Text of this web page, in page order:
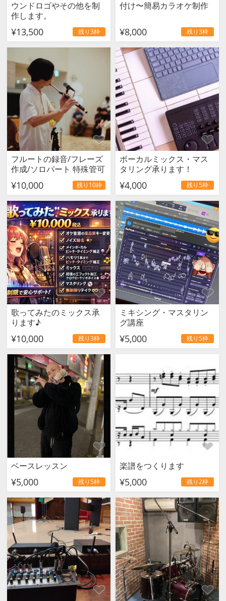
ウンドロゴやその他を制
作します。
¥13,500 残り3枠
付け〜簡易カラオケ制作
¥8,000 残り3枠
フルートの録音/フレーズ
作成/ソロパート 特殊管可
¥10,000 残り10枠
ボーカルミックス・マス
タリング承ります！
¥4,000 残り5枠
歌ってみたのミックス承
ります♪
¥10,000 残り3枠
ミキシング・マスタリン
グ講座
¥5,000 残り5枠
ベースレッスン
¥5,000 残り5枠
楽譜をつくります
¥5,000 残り2枠